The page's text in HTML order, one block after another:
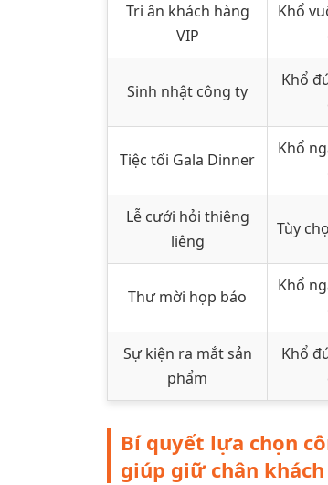
Tri ân khách hàng
VIP
Khổ
Sinh nhật công ty
Khổ
Tiệc tối Gala Dinner
Khổ
Lễ cưới hỏi thiêng
liêng
Tùy
Thư mời họp báo
Khổ
Sự kiện ra mắt sản
phẩm
Khổ
Bí quyết lựa chọn
giúp giữ chân